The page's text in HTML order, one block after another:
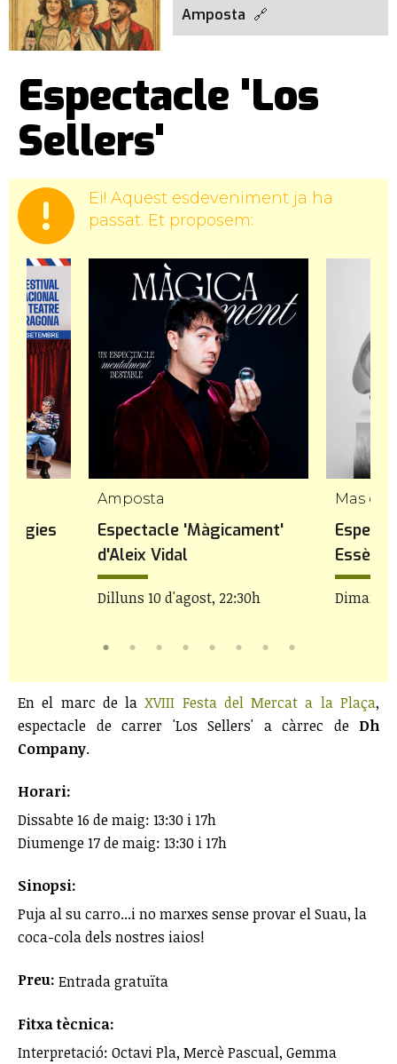
Amposta
Espectacle 'Los
Sellers'
Ei! Aquest esdeveniment ja ha
passat. Et proposem:
Amposta
Espectacle 'Màgicament'
d'Aleix Vidal
Dilluns 10 d'agost, 22:30h
Mas de
Dimarts
En el marc de laXVIII Festa del Mercat a la Plaça,
espectacle de carrer 'Los Sellers' a càrrec de Dh
Company.
Horari:
Dissabte 16 de maig: 13:30 i 17h
Diumenge 17 de maig: 13:30 i 17h
Sinopsi:
Puja al su carro...i no marxes sense provar el Suau, la
coca-cola dels nostres iaios!
Preu: Entrada gratuïta
Fitxa tècnica:
Interpretació: Octavi Pla, Mercè Pascual, Gemma